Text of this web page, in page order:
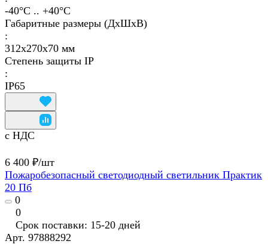
-40°С .. +40°C
Габаритные размеры (ДхШхВ)
:
312х270х70 мм
Степень защиты IP
:
IP65
с НДС
6 400 ₽/шт
Пожаробезопасный светодиодный светильник Практик
20 Пб
0
0
Срок поставки: 15-20 дней
Арт. 97888292